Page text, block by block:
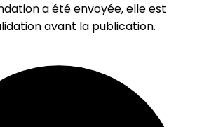
a été envoyée, elle est
avant la publication.